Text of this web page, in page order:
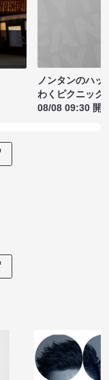
ノンタンのハッ
わくピクニック
08/08 09:30 開